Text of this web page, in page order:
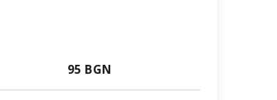
95 BGN